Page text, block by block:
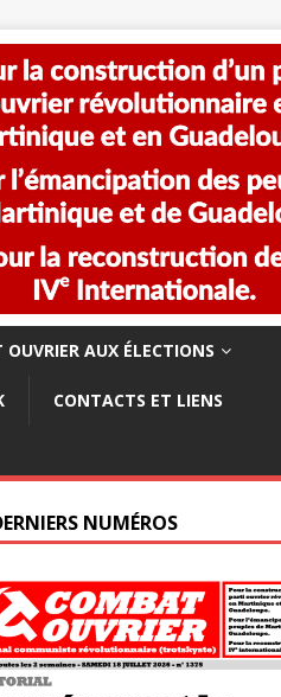
AUX ÉLECTIONS
CONTACTS ET LIENS
NUMÉROS